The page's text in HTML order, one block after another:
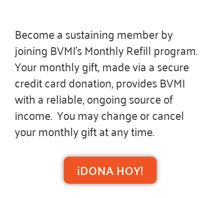
Become a sustaining member by
joining BVMI’s Monthly Refill program.
Your monthly gift, made via a secure
credit card donation, provides BVMI
with a reliable, ongoing source of
income. You may change or cancel
your monthly gift at any time.
¡DONA HOY!